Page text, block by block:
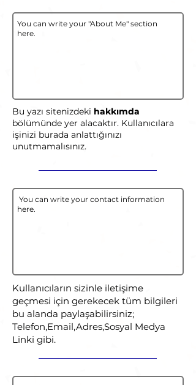
Bu yazı sitenizdeki hakkımda
bölümünde yer alacaktır. Kullanıcılara
işinizi burada anlattığınızı
unutmamalısınız.
Kullanıcıların sizinle iletişime
geçmesi için gerekecek tüm bilgileri
bu alanda paylaşabilirsiniz;
Telefon,Email,Adres,Sosyal Medya
Linki gibi.